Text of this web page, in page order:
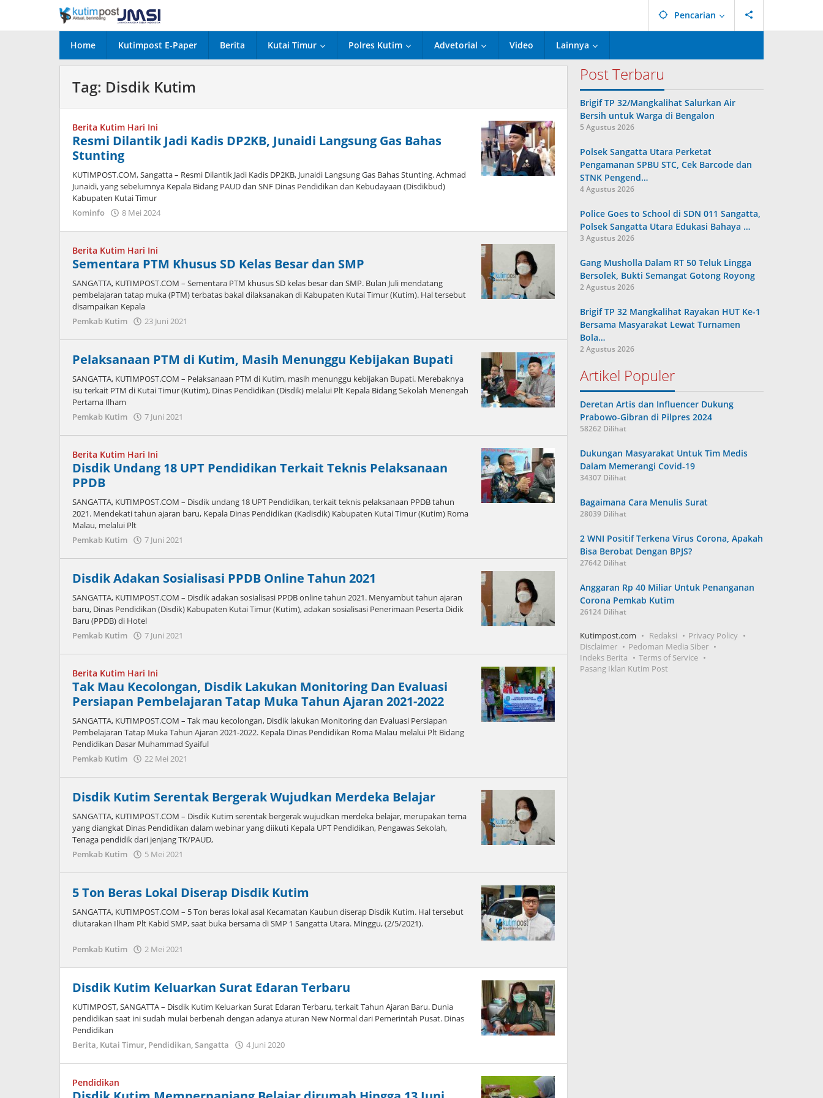
konten
Pencarian
Home Kutimpost E-Paper Berita Kutai Timur Polres Kutim Advetorial Video Lainnya
Tag: Disdik Kutim
Berita Kutim Hari Ini
Resmi Dilantik Jadi Kadis DP2KB, Junaidi Langsung Gas Bahas
Stunting
KUTIMPOST.COM, Sangatta – Resmi Dilantik Jadi Kadis DP2KB, Junaidi Langsung Gas Bahas Stunting. Achmad
Junaidi, yang sebelumnya Kepala Bidang PAUD dan SNF Dinas Pendidikan dan Kebudayaan (Disdikbud)
Kabupaten Kutai Timur
Kominfo
8 Mei 2024
Berita Kutim Hari Ini
Sementara PTM Khusus SD Kelas Besar dan SMP
SANGATTA, KUTIMPOST.COM – Sementara PTM khusus SD kelas besar dan SMP. Bulan Juli mendatang
pembelajaran tatap muka (PTM) terbatas bakal dilaksanakan di Kabupaten Kutai Timur (Kutim). Hal tersebut
disampaikan Kepala
Pemkab Kutim
23 Juni 2021
Pelaksanaan PTM di Kutim, Masih Menunggu Kebijakan Bupati
SANGATTA, KUTIMPOST.COM – Pelaksanaan PTM di Kutim, masih menunggu kebijakan Bupati. Merebaknya
isu terkait PTM di Kutai Timur (Kutim), Dinas Pendidikan (Disdik) melalui Plt Kepala Bidang Sekolah Menengah
Pertama Ilham
Pemkab Kutim
7 Juni 2021
Berita Kutim Hari Ini
Disdik Undang 18 UPT Pendidikan Terkait Teknis Pelaksanaan
PPDB
SANGATTA, KUTIMPOST.COM – Disdik undang 18 UPT Pendidikan, terkait teknis pelaksanaan PPDB tahun
2021. Mendekati tahun ajaran baru, Kepala Dinas Pendidikan (Kadisdik) Kabupaten Kutai Timur (Kutim) Roma
Malau, melalui Plt
Pemkab Kutim
7 Juni 2021
Disdik Adakan Sosialisasi PPDB Online Tahun 2021
SANGATTA, KUTIMPOST.COM – Disdik adakan sosialisasi PPDB online tahun 2021. Menyambut tahun ajaran
baru, Dinas Pendidikan (Disdik) Kabupaten Kutai Timur (Kutim), adakan sosialisasi Penerimaan Peserta Didik
Baru (PPDB) di Hotel
Pemkab Kutim
7 Juni 2021
Berita Kutim Hari Ini
Tak Mau Kecolongan, Disdik Lakukan Monitoring Dan Evaluasi
Persiapan Pembelajaran Tatap Muka Tahun Ajaran 2021-2022
SANGATTA, KUTIMPOST.COM – Tak mau kecolongan, Disdik lakukan Monitoring dan Evaluasi Persiapan
Pembelajaran Tatap Muka Tahun Ajaran 2021-2022. Kepala Dinas Pendidikan Roma Malau melalui Plt Bidang
Pendidikan Dasar Muhammad Syaiful
Pemkab Kutim
22 Mei 2021
Disdik Kutim Serentak Bergerak Wujudkan Merdeka Belajar
SANGATTA, KUTIMPOST.COM – Disdik Kutim serentak bergerak wujudkan merdeka belajar, merupakan tema
yang diangkat Dinas Pendidikan dalam webinar yang diikuti Kepala UPT Pendidikan, Pengawas Sekolah,
Tenaga pendidik dari jenjang TK/PAUD,
Pemkab Kutim
5 Mei 2021
5 Ton Beras Lokal Diserap Disdik Kutim
SANGATTA, KUTIMPOST.COM – 5 Ton beras lokal asal Kecamatan Kaubun diserap Disdik Kutim. Hal tersebut
diutarakan Ilham Plt Kabid SMP, saat buka bersama di SMP 1 Sangatta Utara. Minggu, (2/5/2021).
Pemkab Kutim 2 Mei 2021
Disdik Kutim Keluarkan Surat Edaran Terbaru
KUTIMPOST, SANGATTA – Disdik Kutim Keluarkan Surat Edaran Terbaru, terkait Tahun Ajaran Baru. Dunia
pendidikan saat ini sudah mulai berbenah dengan adanya aturan New Normal dari Pemerintah Pusat. Dinas
Pendidikan
Berita, Kutai Timur, Pendidikan,Sangatta 4 Juni 2020
Pendidikan
Post Terbaru
Brigif TP 32/Mangkalihat Salurkan Air
Bersih untuk Warga di Bengalon
5 Agustus 2026
Polsek Sangatta Utara Perketat
Pengamanan SPBU STC, Cek Barcode dan
STNK Pengend…
4 Agustus 2026
Police Goes to School di SDN 011 Sangatta,
Polsek Sangatta Utara Edukasi Bahaya …
3 Agustus 2026
Gang Musholla Dalam RT 50 Teluk Lingga
Bersolek, Bukti Semangat Gotong Royong
2 Agustus 2026
Brigif TP 32 Mangkalihat Rayakan HUT Ke-1
Bersama Masyarakat Lewat Turnamen
Bola…
2 Agustus 2026
Artikel Populer
Deretan Artis dan Influencer Dukung
Prabowo-Gibran di Pilpres 2024
58262 Dilihat
Dukungan Masyarakat Untuk Tim Medis
Dalam Memerangi Covid-19
34307 Dilihat
Bagaimana Cara Menulis Surat
28039 Dilihat
2 WNI Positif Terkena Virus Corona, Apakah
Bisa Berobat Dengan BPJS?
27642 Dilihat
Anggaran Rp 40 Miliar Untuk Penanganan
Corona Pemkab Kutim
26124 Dilihat
Kutimpost.com Redaksi
Privacy Policy
Disclaimer
Pedoman Media Siber
Indeks Berita
Terms of Service
Pasang Iklan Kutim Post